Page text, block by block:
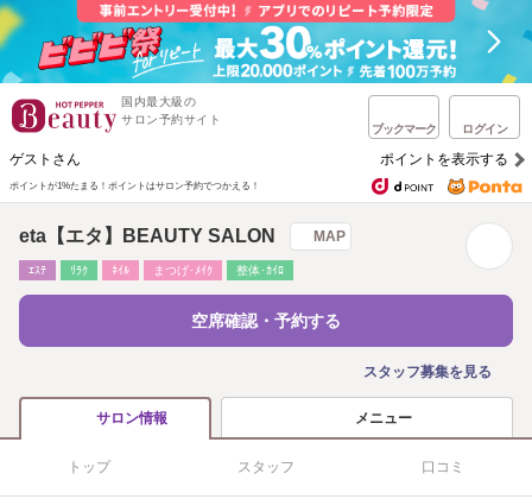
国内最大級の
サロン予約サイト
ブックマーク ログイン
ゲストさん ポイントを表示する
ポイントが1%たまる！ ポイントはサロン予約でつかえる！
eta【エタ】BEAUTY SALON MAP
ｴｽﾃ ﾘﾗｸ ﾈｲﾙ まつげ･ﾒｲｸ 整体･ｶｲﾛ
空席確認・予約する
スタッフ募集を見る
サロン情報 メニュー
トップ スタッフ 口コミ